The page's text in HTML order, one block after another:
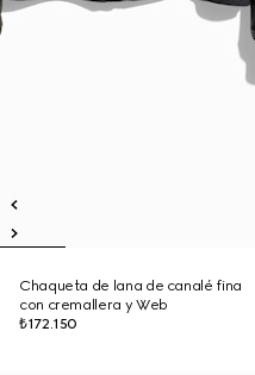
Chaqueta de lana de canalé fina
con cremallera y Web
₺172.150